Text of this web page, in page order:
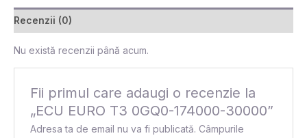
Recenzii (0)
Nu există recenzii până acum.
Fii primul care adaugi o recenzie la
„ECU EURO T3 0GQ0-174000-30000”
Adresa ta de email nu va fi publicată. Câmpurile